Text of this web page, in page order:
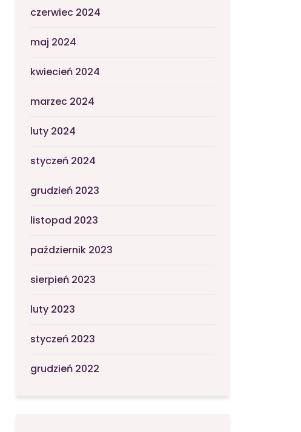
czerwiec 2024
maj 2024
kwiecień 2024
marzec 2024
luty 2024
styczeń 2024
grudzień 2023
listopad 2023
październik 2023
sierpień 2023
luty 2023
styczeń 2023
grudzień 2022